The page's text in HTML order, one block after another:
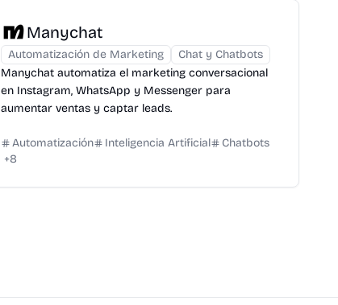
Manychat
Automatización de Marketing
Chat y Chatbots
Manychat automatiza el marketing conversacional
en Instagram, WhatsApp y Messenger para
aumentar ventas y captar leads.
Automatización Inteligencia Artificial
Chatbots
+8